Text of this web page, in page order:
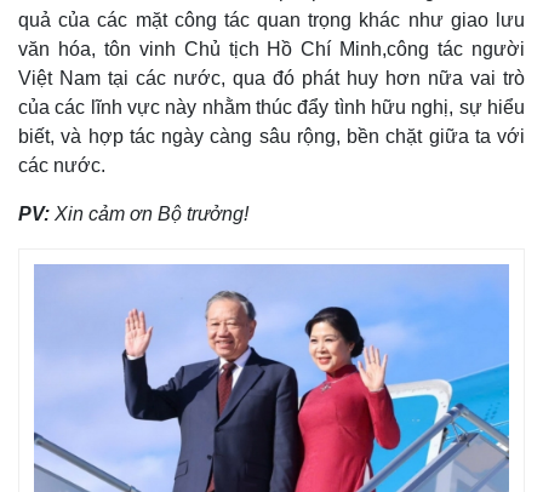
Doanh nghiệp
Thông tin doanh nghiệp
Doanh nghiệp 24h
Vì cộng đồng
Công nghệ
Sành điệu
quả của các mặt công tác quan trọng khác như giao lưu
văn hóa, tôn vinh Chủ tịch Hồ Chí Minh,công tác người
Việt Nam tại các nước, qua đó phát huy hơn nữa vai trò
của các lĩnh vực này nhằm thúc đẩy tình hữu nghị, sự hiểu
biết, và hợp tác ngày càng sâu rộng, bền chặt giữa ta với
các nước.
PV: Xin cảm ơn Bộ trưởng!